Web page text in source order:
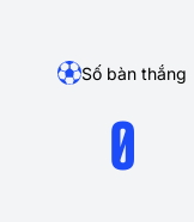
Số bàn thắng
0